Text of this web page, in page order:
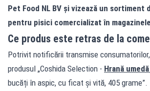
Pet Food NL BV și vizează un sortiment
pentru pisici comercializat în
Ce produs este retras de la
Potrivit notificării transmise
produsul „Coshida Selection - Hrană
bucăți în aspic, cu ficat și vită, 405 grame”.